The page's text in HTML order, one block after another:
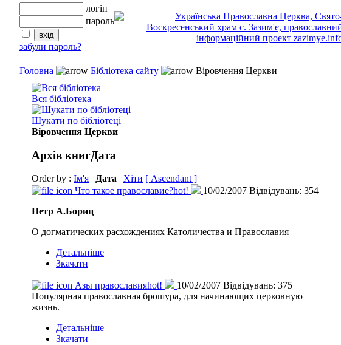
логін
пароль
забули пароль?
Головна Бібліотека сайту Віровчення Церкви
Вся бібліотека
Шукати по бібліотеці
Віровчення Церкви
Архів книгДата
Order by : Ім'я | Дата | Хіти [ Ascendant ]
Что такое православие?hot! 10/02/2007 Відвідувань: 354
Петр А.Бориц
О догматических расхождениях Католичества и Православия
Детальніше
Зкачати
Азы православияhot! 10/02/2007 Відвідувань: 375
Популярная православная брошура, для начинающих церковную
жизнь.
Детальніше
Зкачати